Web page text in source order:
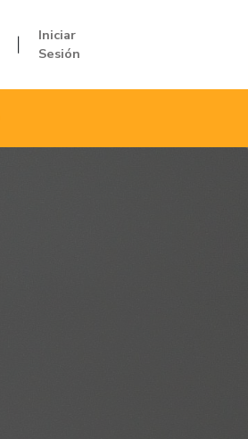
Iniciar
Sesión